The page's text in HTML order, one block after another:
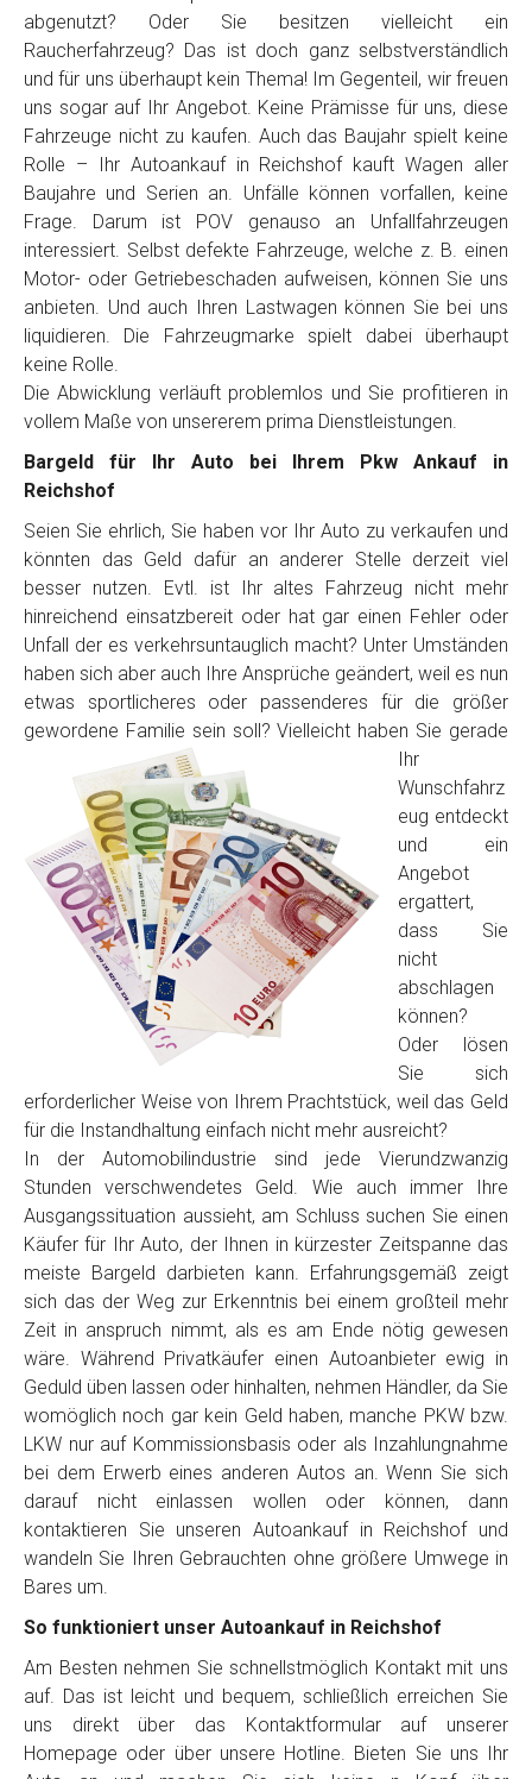
Telefon *
Email
PLZ und Ort
Foto Nr. 1
Foto Nr. 2
Foto Nr. 3
Fertig
Wie viel ist 10+2 ?*
abgenutzt? Oder Sie besitzen vielleicht ein
Raucherfahrzeug? Das ist doch ganz selbstverständlich
und für uns überhaupt kein Thema! Im Gegenteil, wir freuen
uns sogar auf Ihr Angebot. Keine Prämisse für uns, diese
Fahrzeuge nicht zu kaufen. Auch das Baujahr spielt keine
Rolle – Ihr Autoankauf in Reichshof kauft Wagen aller
Baujahre und Serien an. Unfälle können vorfallen, keine
Frage. Darum ist POV genauso an Unfallfahrzeugen
interessiert. Selbst defekte Fahrzeuge, welche z. B. einen
Motor- oder Getriebeschaden aufweisen, können Sie uns
anbieten. Und auch Ihren Lastwagen können Sie bei uns
liquidieren. Die Fahrzeugmarke spielt dabei überhaupt
keine Rolle.
Die Abwicklung verläuft problemlos und Sie profitieren in
vollem Maße von unsererem prima Dienstleistungen.
Bargeld für Ihr Auto bei Ihrem Pkw Ankauf in
Reichshof
Seien Sie ehrlich, Sie haben vor Ihr Auto zu verkaufen und
könnten das Geld dafür an anderer Stelle derzeit viel
besser nutzen. Evtl. ist Ihr altes Fahrzeug nicht mehr
hinreichend einsatzbereit oder hat gar einen Fehler oder
Unfall der es verkehrsuntauglich macht? Unter Umständen
haben sich aber auch Ihre Ansprüche geändert, weil es nun
etwas sportlicheres oder passenderes für die größer
gewordene Familie sein soll? Vielleicht haben Sie gerade
Ihr
Wunschfahrz
eug entdeckt
und ein
Angebot
ergattert,
dass Sie
nicht
abschlagen
können?
Oder lösen
Sie sich
erforderlicher Weise von Ihrem Prachtstück, weil das Geld
für die Instandhaltung einfach nicht mehr ausreicht?
In der Automobilindustrie sind jede Vierundzwanzig
Stunden verschwendetes Geld. Wie auch immer Ihre
Ausgangssituation aussieht, am Schluss suchen Sie einen
Käufer für Ihr Auto, der Ihnen in kürzester Zeitspanne das
meiste Bargeld darbieten kann. Erfahrungsgemäß zeigt
sich das der Weg zur Erkenntnis bei einem großteil mehr
Zeit in anspruch nimmt, als es am Ende nötig gewesen
wäre. Während Privatkäufer einen Autoanbieter ewig in
Geduld üben lassen oder hinhalten, nehmen Händler, da Sie
womöglich noch gar kein Geld haben, manche PKW bzw.
LKW nur auf Kommissionsbasis oder als Inzahlungnahme
bei dem Erwerb eines anderen Autos an. Wenn Sie sich
darauf nicht einlassen wollen oder können, dann
kontaktieren Sie unseren Autoankauf in Reichshof und
wandeln Sie Ihren Gebrauchten ohne größere Umwege in
Bares um.
So funktioniert unser Autoankauf in Reichshof
Am Besten nehmen Sie schnellstmöglich Kontakt mit uns
auf. Das ist leicht und bequem, schließlich erreichen Sie
uns direkt über das Kontaktformular auf unserer
Homepage oder über unsere Hotline. Bieten Sie uns Ihr